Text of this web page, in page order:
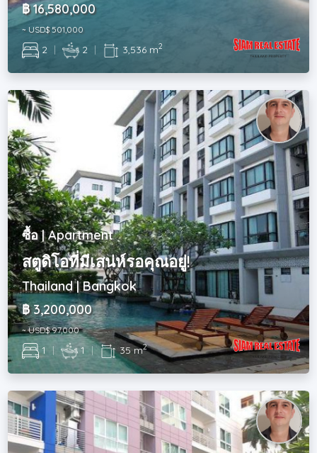
฿ 16,580,000
~ USD$ 501,000
2 | 2 | 3,536 m2
ซื้อ | Apartment
สตูดิโอที่มีเสน่ห์รอคุณอยู่!
Thailand | Bangkok
฿ 3,200,000
~ USD$ 97,000
1 | 1 | 35 m2